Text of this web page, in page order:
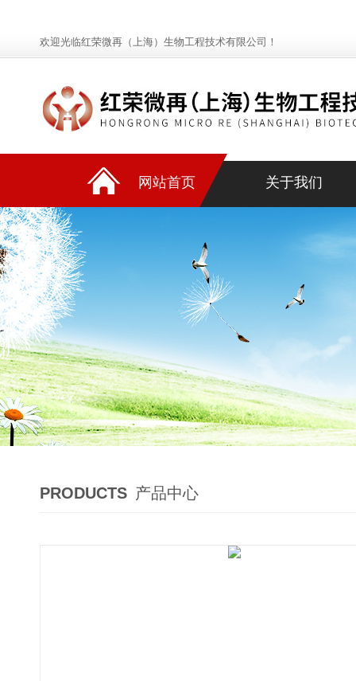
欢迎光临红荣微再（上海）生物工程技术有限公司！
网站首页 关于我们
PRODUCTS 产品中心